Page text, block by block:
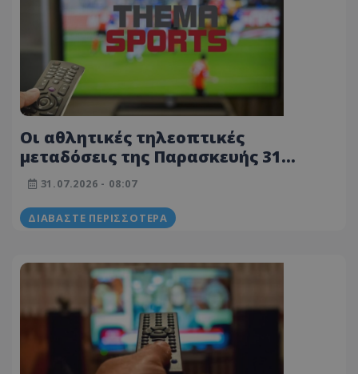
Οι αθλητικές τηλεοπτικές
μεταδόσεις της Παρασκευής 31
Ιουλίου
31.07.2026 - 08:07
ΔΙΑΒΆΣΤΕ ΠΕΡΙΣΣΌΤΕΡΑ